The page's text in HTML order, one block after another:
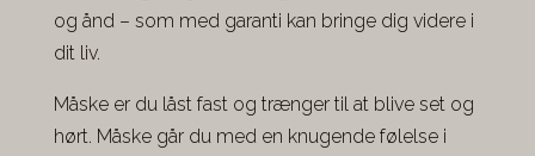
og ånd – som med garanti kan bringe dig videre i
dit liv.
Måske er du låst fast og trænger til at blive set og
hørt. Måske går du med en knugende følelse i